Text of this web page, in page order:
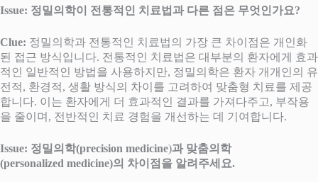
Issue: 정밀의학이 전통적인 치료법과 다른 점은 무엇인가요?
Clue: 정밀의학과 전통적인 치료법의 가장 큰 차이점은 개인화
된 접근 방식입니다. 전통적인 치료법은 대부분의 환자에게 효과
적인 일반적인 방법을 사용하지만, 정밀의학은 환자 개개인의 유
전적, 환경적, 생활 방식의 차이를 고려하여 맞춤형 치료를 제공
합니다. 이는 환자에게 더 효과적인 결과를 가져다주고, 부작용
을 줄이며, 전반적인 치료 경험을 개선하는 데 기여합니다.
Issue: 정밀의학(precision medicine)과 맞춤의학
(personalized medicine)의 차이점을 알려주세요.